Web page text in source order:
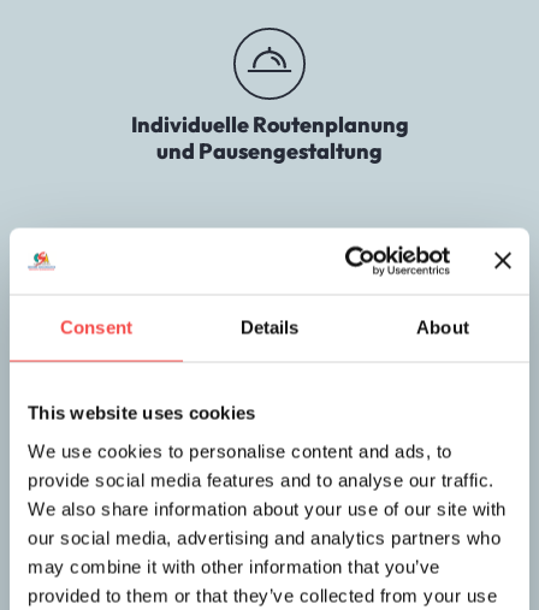
Consent Details About
This website uses cookies
We use cookies to personalise content and ads, to
provide social media features and to analyse our traffic.
We also share information about your use of our site with
our social media, advertising and analytics partners who
may combine it with other information that you’ve
provided to them or that they’ve collected from your use
Individuelle Routenplanung
und Pausengestaltung
Expertise
und Fachkenntnis
Spaß und
Freude am Wintersport